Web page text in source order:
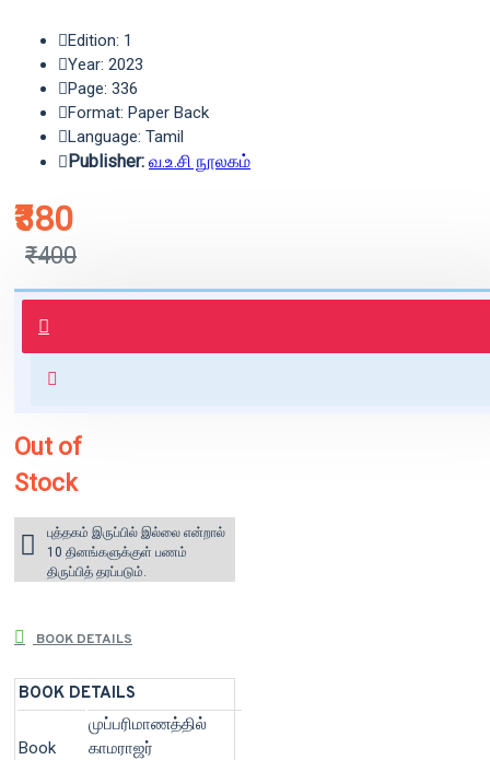
₹380
₹400
Edition: 1
Year: 2023
Page: 336
Format: Paper Back
Language: Tamil
Publisher: வ.உ.சி நூலகம்
புத்தகம் 3 - 7 நாட்களில் அனுப்பி
வைக்கப்படும்.
for orders above ₹1000 within
Out of
Stock
புத்தகம் இருப்பில் இல்லை என்றால்
10 தினங்களுக்குள் பணம்
திருப்பித் தரப்படும்.
BOOK DETAILS
BOOK DETAILS
Book
முப்பரிமாணத்தில்
காமராஜர்